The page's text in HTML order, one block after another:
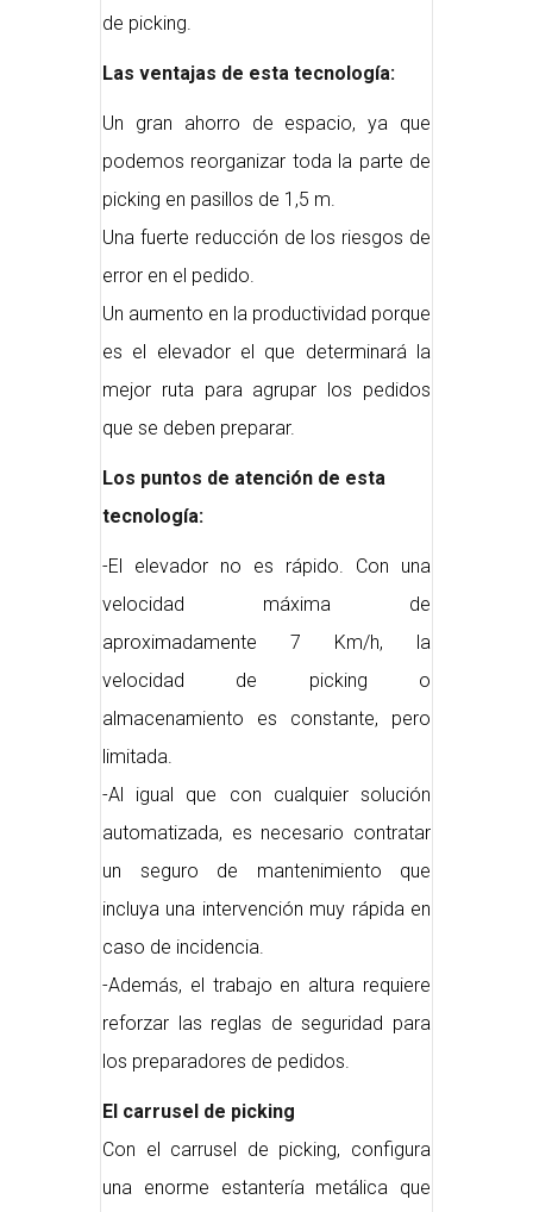
de picking.
Las ventajas de esta tecnología:
Un gran ahorro de espacio, ya que
podemos reorganizar toda la parte de
picking en pasillos de 1,5 m.
Una fuerte reducción de los riesgos de
error en el pedido.
Un aumento en la productividad porque
es el elevador el que determinará la
mejor ruta para agrupar los pedidos
que se deben preparar.
Los puntos de atención de esta
tecnología:
-El elevador no es rápido. Con una
velocidad máxima de
aproximadamente 7 Km/h, la
velocidad de picking o
almacenamiento es constante, pero
limitada.
-Al igual que con cualquier solución
automatizada, es necesario contratar
un seguro de mantenimiento que
incluya una intervención muy rápida en
caso de incidencia.
-Además, el trabajo en altura requiere
reforzar las reglas de seguridad para
los preparadores de pedidos.
El carrusel de picking
Con el carrusel de picking, configura
una enorme estantería metálica que